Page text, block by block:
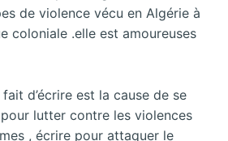
de violence vécu en Algérie à
coloniale .elle est amoureuses
d’écrire est la cause de se
lutter contre les violences
, écrire pour attaquer le